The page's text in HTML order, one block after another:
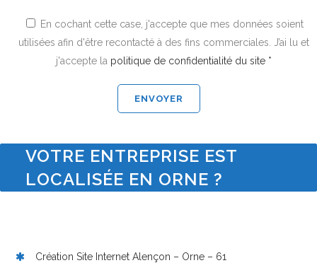
En cochant cette case, j'accepte que mes données soient
utilisées afin d'être recontacté à des fins commerciales. J’ai lu et
j'accepte la politique de confidentialité du site *
VOTRE ENTREPRISE EST
LOCALISÉE EN ORNE ?
Création Site Internet Alençon – Orne – 61